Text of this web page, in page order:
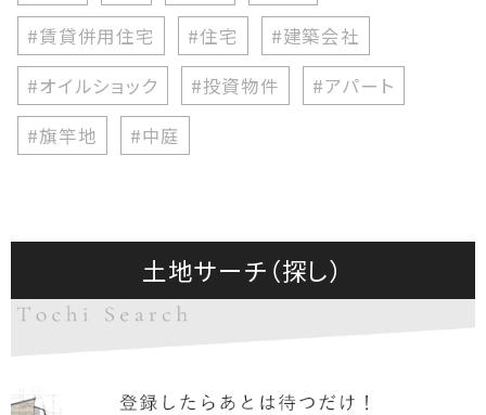
#賃貸併用住宅
#住宅
#建築会社
#オイルショック
#投資物件
#アパート
#旗竿地
#中庭
土地サーチ（探し）